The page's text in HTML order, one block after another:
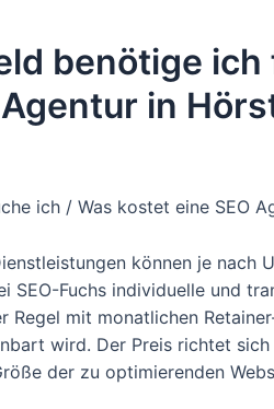
benötige
in
ich / Was kostet eine SEO
können je
SEO-Fuchs individuelle und
Regel mit monatlichen
wird. Der Preis richtet
der zu optimierenden